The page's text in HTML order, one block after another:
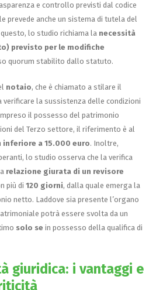
e controllo previsti dal codice
prevede anche un sistema di tutela del
lo studio richiama la necessità
previsto per le modifiche
quorum stabilito dallo statuto.
notaio, che è chiamato a stilare il
verificare la sussistenza delle condizioni
il possesso del patrimonio
del Terzo settore, il riferimento è al
a 15.000 euro. Inoltre,
lo studio osserva che la verifica
relazione giurata di un revisore
più di 120 giorni, dalla quale emerga la
netto. Laddove sia presente l’organo
potrà essere svolta da un
solo se in possesso della qualifica di
giuridica: i vantaggi e